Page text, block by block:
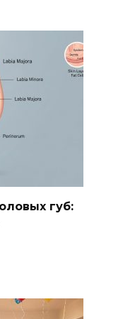
губ: